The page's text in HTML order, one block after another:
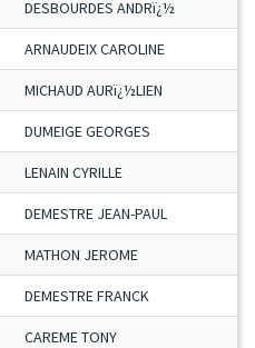
DESBOURDES ANDRï¿½
ARNAUDEIX CAROLINE
MICHAUD AURï¿½LIEN
DUMEIGE GEORGES
LENAIN CYRILLE
DEMESTRE JEAN-PAUL
MATHON JEROME
DEMESTRE FRANCK
CAREME TONY